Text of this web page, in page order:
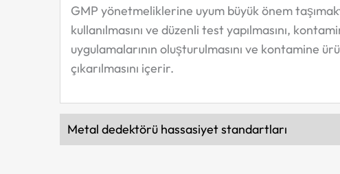
GMP yönetmeliklerine uyum büyük önem
kullanılmasını ve düzenli test yapılmasını,
uygulamalarının oluşturulmasını ve kontamine
çıkarılmasını içerir.
Metal dedektörü hassasiyet standartları